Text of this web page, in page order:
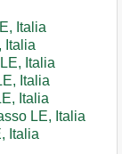
Italia
Italia
Italia
Italia
Italia
LE, Italia
Italia